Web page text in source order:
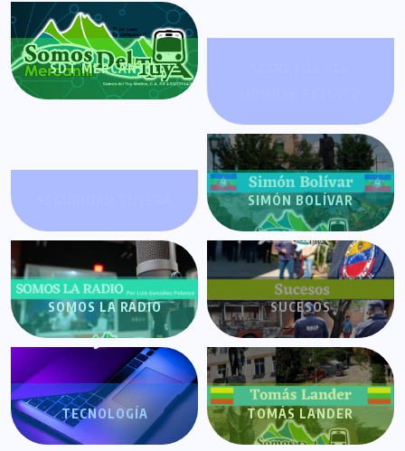
SDT MERCANTIL
SIMÓN BOLÍVAR
SOMOS LA RADIO SUCESOS
TECNOLOGÍA TOMÁS LANDER